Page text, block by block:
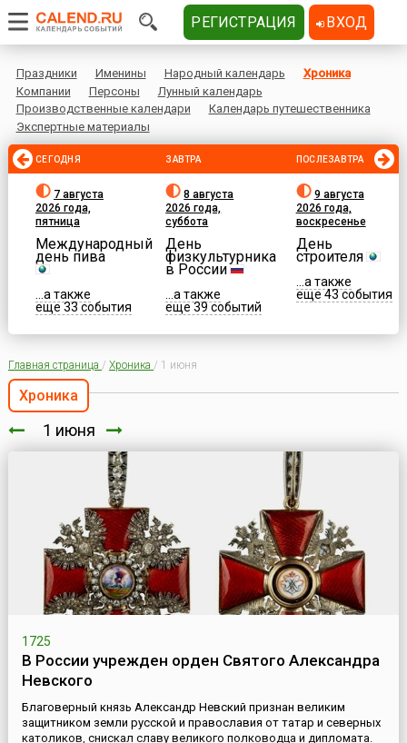
Праздники Именины Народный календарь
Хроника
Компании
Персоны
Лунный календарь
Производственные календари
Календарь путешественника
Экспертные материалы
СЕГОДНЯ
7 августа
2026 года,
пятница
Международный
день пива
...а также
еще 33 события
ЗАВТРА
8 августа
2026 года,
суббота
День
физкультурника
в России
...а также
еще 39 событий
ПОСЛЕЗАВТРА
9 августа
2026 года,
воскресенье
День
строителя
...а также
еще 43 события
Главная страница / Хроника / 1 июня
Хроника
1 июня
1725
В России учрежден орден Святого Александра
Невского
Благоверный князь Александр Невский признан великим
защитником земли русской и православия от татар и северных
католиков, снискал славу великого полководца и дипломата.
РЕГИСТРАЦИЯ ВХОД